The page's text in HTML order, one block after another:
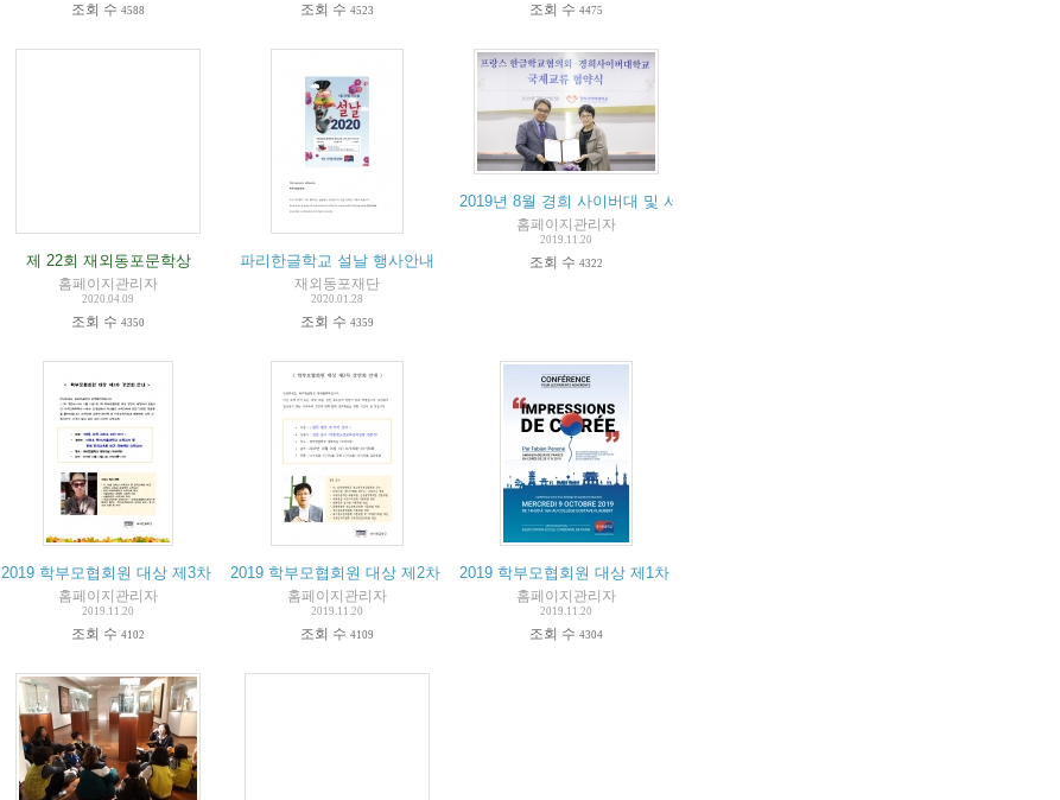
조회 수 4588 조회 수 4523 조회 수 4475
제 22회 재외동포문학상
홈페이지관리자
2020.04.09
조회 수 4350
파리한글학교 설날 행사안내
재외동포재단
2020.01.28
조회 수 4359
2019년 8월 경희 사이버대 및 서울디지털문화예술대학교와 교육협약 체결
홈페이지관리자
2019.11.20
조회 수 4322
2019 학부모협회원 대상 제3차 강연회
홈페이지관리자
2019.11.20
조회 수 4102
2019 학부모협회원 대상 제2차 강연회
홈페이지관리자
2019.11.20
조회 수 4109
2019 학부모협회원 대상 제1차 강연회
홈페이지관리자
2019.11.20
조회 수 4304